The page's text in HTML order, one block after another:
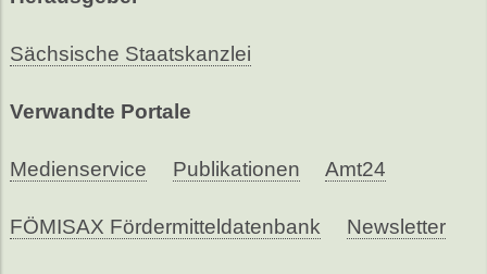
Sächsische Staatskanzlei
Verwandte Portale
Medienservice Publikationen Amt24
FÖMISAX Fördermitteldatenbank Newsletter